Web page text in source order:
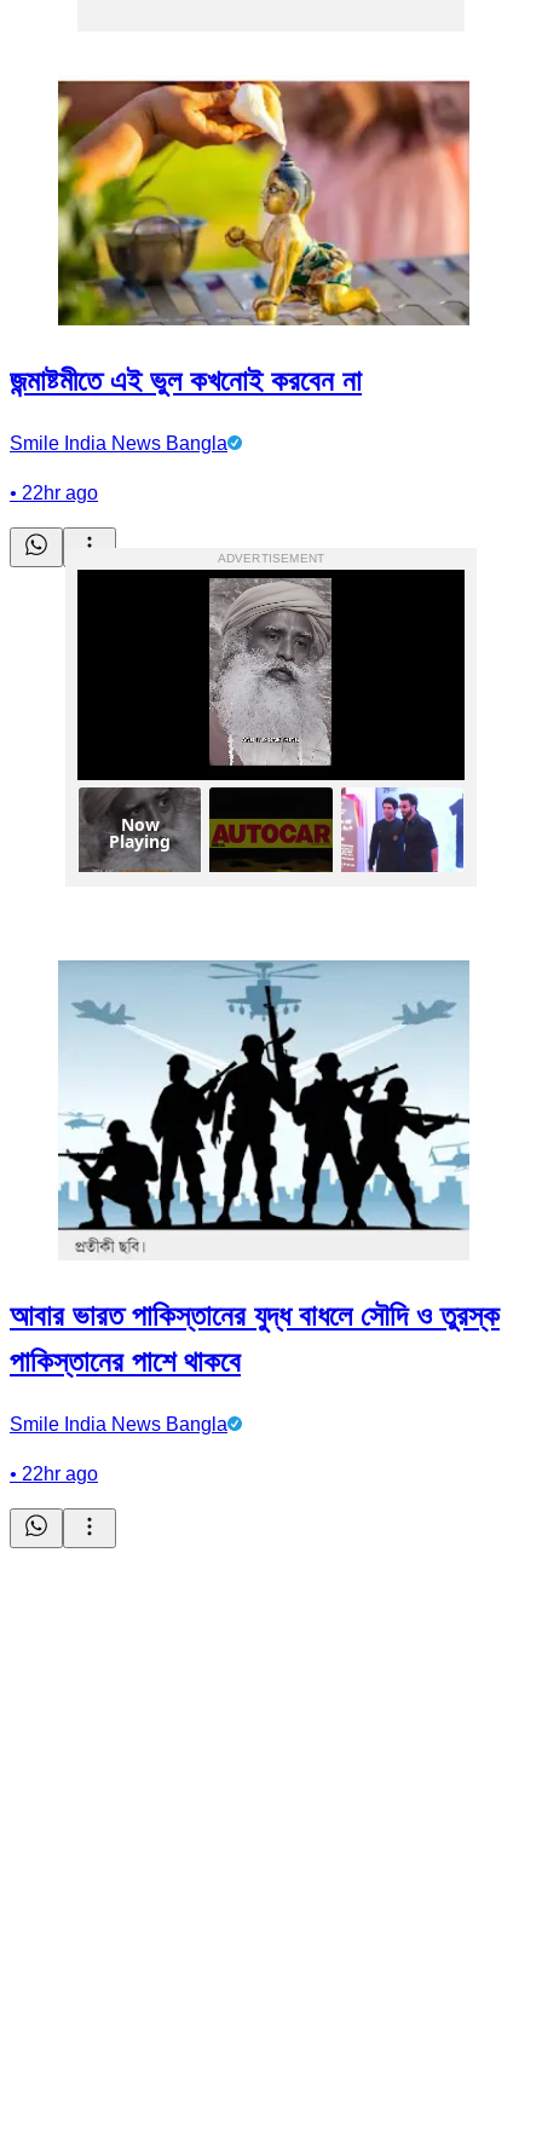
জন্মাষ্টমীতে এই ভুল কখনোই করবেন না
Smile India News Bangla
• 22hr ago
ADVERTISEMENT
Now
Playing
আবার ভারত পাকিস্তানের যুদ্ধ বাধলে সৌদি ও তুরস্ক
পাকিস্তানের পাশে থাকবে
Smile India News Bangla
• 22hr ago